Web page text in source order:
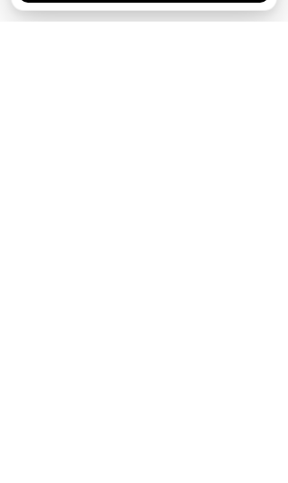
Никакие шуры-муры тут не